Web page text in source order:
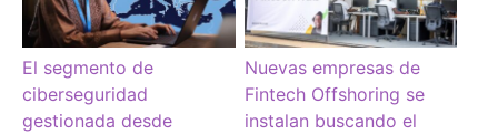
El segmento de
ciberseguridad
gestionada desde
Nuevas empresas de
Fintech Offshoring se
instalan buscando el